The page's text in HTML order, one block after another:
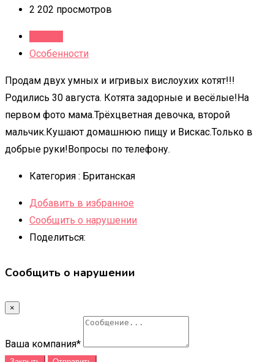
2 202 просмотров
Особенности
Продам двух умных и игривых вислоухих котят!!!
Родились 30 августа. Котята задорные и весёлые!На
первом фото мама.Трёхцветная девочка, второй
мальчик.Кушают домашнюю пищу и Вискас.Только в
добрые руки!Вопросы по телефону.
Категория : Британская
Добавить в избранное
Сообщить о нарушении
Поделиться:
Сообщить о нарушении
×
Ваша компания*